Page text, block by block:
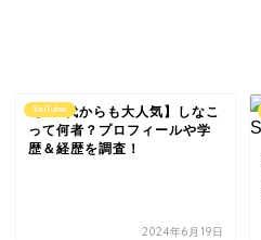
YouTuber
【α世代からも大人気】しなこ
って何者？プロフィールや学
歴＆経歴を調査！
2024年6月19日